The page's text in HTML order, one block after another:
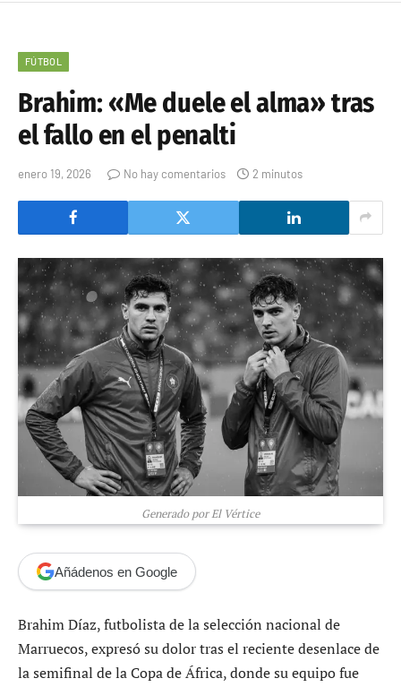
FÚTBOL
Brahim: «Me duele el alma» tras
el fallo en el penalti
enero 19, 2026 No hay comentarios 2 minutos
Generado por El Vértice
Añádenos en Google
Brahim Díaz, futbolista de la selección nacional de
Marruecos, expresó su dolor tras el reciente desenlace de
la semifinal de la Copa de África, donde su equipo fue